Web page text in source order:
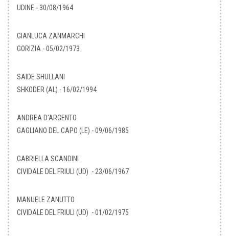
UDINE - 30/08/1964
GIANLUCA ZANMARCHI
GORIZIA - 05/02/1973
SAIDE SHULLANI
SHKODER (AL) - 16/02/1994
ANDREA D'ARGENTO
GAGLIANO DEL CAPO (LE) - 09/06/1985
GABRIELLA SCANDINI
CIVIDALE DEL FRIULI (UD) - 23/06/1967
MANUELE ZANUTTO
CIVIDALE DEL FRIULI (UD) - 01/02/1975